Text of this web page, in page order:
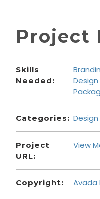
Project
Skills
Needed:
Design
Categories: Design
Project
URL:
View
Copyright: Avada